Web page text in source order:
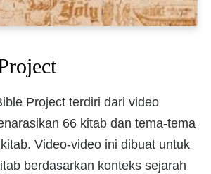
Project terdiri dari video
66 kitab dan tema-tema
Video-video ini dibuat untuk
berdasarkan konteks sejarah